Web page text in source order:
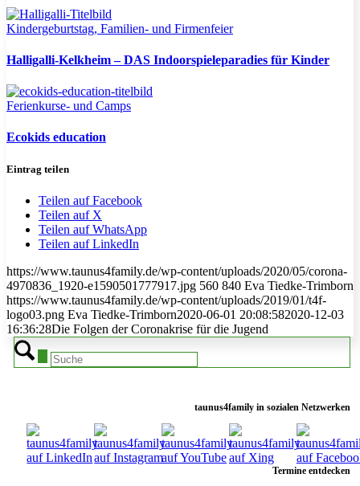
Kindergeburtstag, Familien- und Firmenfeier
Halligalli-Kelkheim – DAS Indoorspieleparadies für Kinder
Ferienkurse- und Camps
Ecokids education
Eintrag teilen
Teilen auf Facebook
Teilen auf X
Teilen auf WhatsApp
Teilen auf LinkedIn
https://www.taunus4family.de/wp-content/uploads/2020/05/corona-
4970836_1920-e1590501777917.jpg 560 840 Eva Tiedke-Trimborn
https://www.taunus4family.de/wp-content/uploads/2019/01/t4f-
logo03.png Eva Tiedke-Trimborn2020-06-01 20:08:582020-12-03
16:36:28Die Folgen der Coronakrise für die Jugend
taunus4family in sozialen Netzwerken
Termine entdecken